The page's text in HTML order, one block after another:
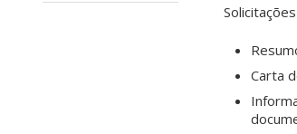
Carta